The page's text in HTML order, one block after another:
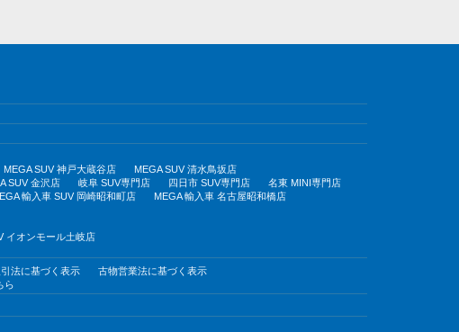
MEGA SUV 神戸大蔵谷店
MEGA SUV 清水鳥坂店
SUV 金沢店 岐阜 SUV専門店 四日市 SUV専門店
名東 MINI専門店
輸入車 SUV 岡崎昭和町店
MEGA 輸入車 名古屋昭和橋店
イオンモール土岐店
法に基づく表示
古物営業法に基づく表示
ら